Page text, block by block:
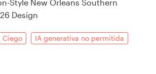
Style New Orleans Southern
Design
Ciego
IA generativa no permitida